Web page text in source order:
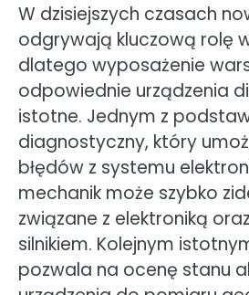
W dzisiejszych czasach
odgrywają kluczową rolę
dlatego wyposażenie
odpowiednie urządzenia
istotne. Jednym z
diagnostyczny, który
błędów z systemu
mechanik może szybko
związane z elektroniką
silnikiem. Kolejnym
pozwala na ocenę stanu